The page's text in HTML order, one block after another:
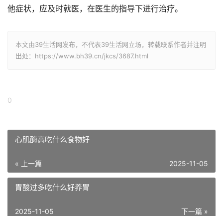
他症状，应及时就医，在医生的指导下进行治疗。
本文由39生活网发布，不代表39生活网立场，转载联系作者并注明
出处：https://www.bh39.cn/jkcs/3687.html
0
心肌酶高吃什么食物好
« 上一篇 2025-11-05
胃酸过多吃什么好养胃
下一篇 »
2025-11-05